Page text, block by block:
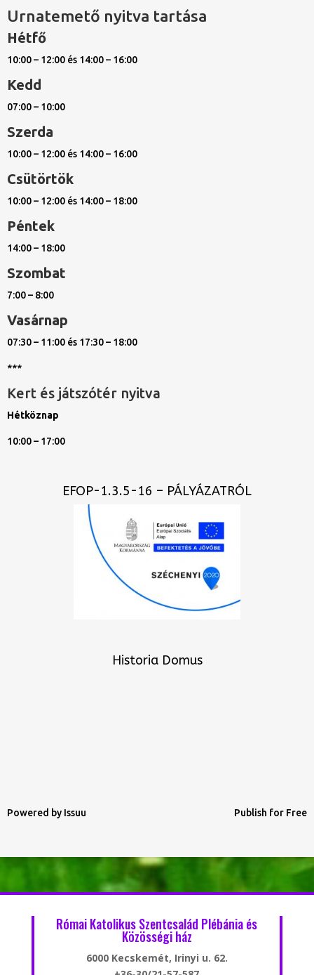
Urnatemető nyitva tartása
Hétfő
10:00 – 12:00 és 14:00 – 16:00
Kedd
07:00 – 10:00
Szerda
10:00 – 12:00 és 14:00 – 16:00
Csütörtök
10:00 – 12:00 és 14:00 – 18:00
Péntek
14:00 – 18:00
Szombat
7:00 – 8:00
Vasárnap
07:30 – 11:00 és 17:30 – 18:00
***
Kert és játszótér nyitva
Hétköznap
10:00 – 17:00
EFOP-1.3.5-16 – PÁLYÁZATRÓL
Historia Domus
Powered by Issuu Publish for Free
Római Katolikus Szentcsalád Plébánia és
Közösségi ház
6000 Kecskemét, Irinyi u. 62.